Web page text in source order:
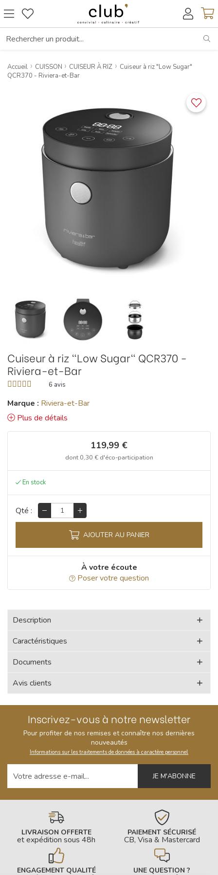
Accueil CUISSON CUISEUR À RIZ
Cuiseur à riz "Low Sugar"
QCR370 - Riviera-et-Bar
Cuiseur à riz "Low Sugar" QCR370 -
Riviera-et-Bar
6 avis
Marque : Riviera-et-Bar
Plus de détails
119,99 €
dont 0,30 €d'éco-participation
Qté :
AJOUTER AU PANIER
À votre écoute
Poser votre question
Description
Caractéristiques
Documents
Avis clients
Inscrivez-vous à notre newsletter
Pour profiter de nos remises et connaître nos dernières
nouveautés
Informations sur les traitements de données à caractère personnel
LIVRAISON OFFERTE
et expédition sous 48h
PAIEMENT SÉCURISÉ
CB, Visa & Mastercard
ENGAGEMENT QUALITÉ UNE QUESTION ?